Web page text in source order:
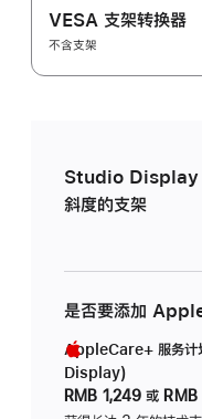
VESA 支架转换器
不含支架
Studio Display -
斜度的支架
是否要添加
AppleCare+ 服务计
Display)
RMB 1,249 或